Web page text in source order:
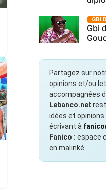
GBI
Gbi
Partagez sur
opinions et/ou
accompagnées
Lebanco.net
idées et
écrivant à
Fanico : espace
en malinké